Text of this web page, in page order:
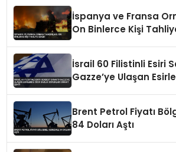
İspanya ve Fransa
On Binlerce Kişi
İsrail 60 Filistinli Esiri
Gazze’ye Ulaşan
Brent Petrol Fiyatı
84 Doları Aştı